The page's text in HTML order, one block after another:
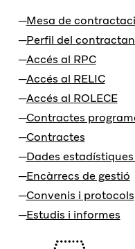
Mesa de
Perfil del
Accés al RPC
Accés al RELIC
Accés al ROLECE
Contractes
Contractes
Dades
Encàrrecs de gestió
Convenis i protocols
Estudis i informes